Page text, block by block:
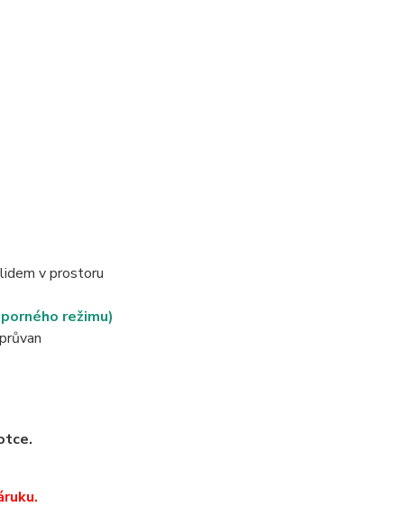
v prostoru
režimu)